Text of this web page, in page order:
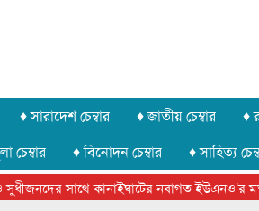
♦ সারাদেশ চেম্বার ♦ জাতীয় চেম্বার ♦
চেম্বার ♦ বিনোদন চেম্বার ♦ সাহিত্য
সাথে কানাইঘাটের নবাগত ইউএনও’র